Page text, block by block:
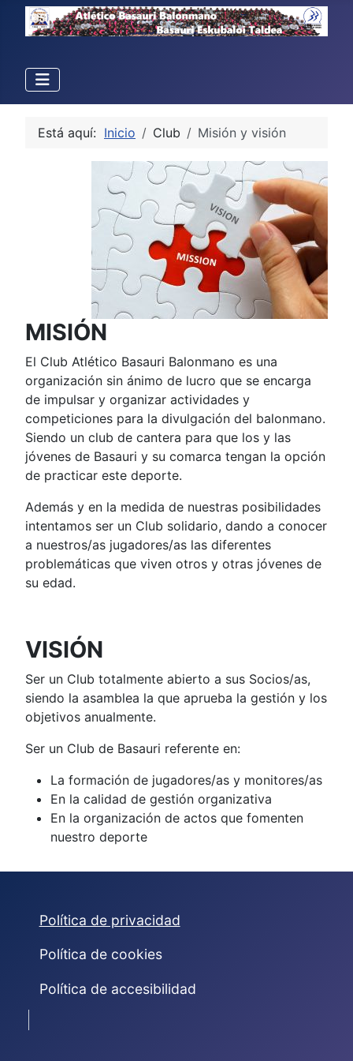
Está aquí: Inicio Club Misión y visión
MISIÓN
El Club Atlético Basauri Balonmano es una
organización sin ánimo de lucro que se encarga
de impulsar y organizar actividades y
competiciones para la divulgación del balonmano.
Siendo un club de cantera para que los y las
jóvenes de Basauri y su comarca tengan la opción
de practicar este deporte.
Además y en la medida de nuestras posibilidades
intentamos ser un Club solidario, dando a conocer
a nuestros/as jugadores/as las diferentes
problemáticas que viven otros y otras jóvenes de
su edad.
VISIÓN
Ser un Club totalmente abierto a sus Socios/as,
siendo la asamblea la que aprueba la gestión y los
objetivos anualmente.
Ser un Club de Basauri referente en:
La formación de jugadores/as y monitores/as
En la calidad de gestión organizativa
En la organización de actos que fomenten
nuestro deporte
Política de privacidad
Política de cookies
Política de accesibilidad